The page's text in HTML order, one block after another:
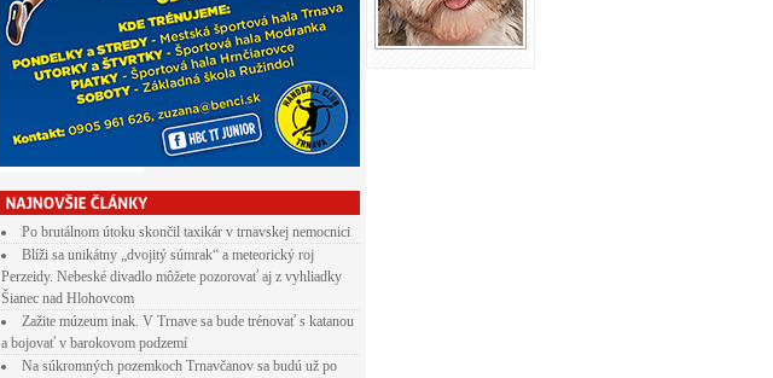
Po brutálnom útoku skončil taxikár v trnavskej nemocnici
Blíži sa unikátny „dvojitý súmrak“ a meteorický roj
Perzeidy. Nebeské divadlo môžete pozorovať aj z vyhliadky
Šianec nad Hlohovcom
Zažite múzeum inak. V Trnave sa bude trénovať s katanou
a bojovať v barokovom podzemí
Na súkromných pozemkoch Trnavčanov sa budú už po